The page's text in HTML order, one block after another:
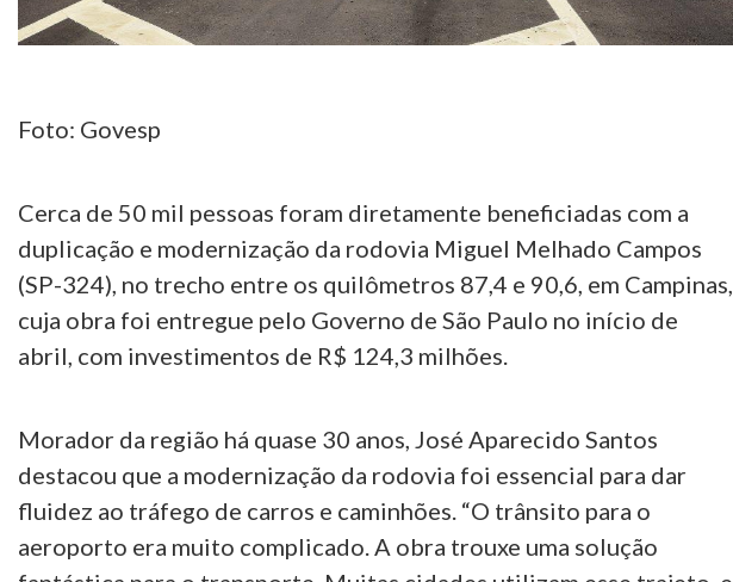
Foto: Govesp
Cerca de 50 mil pessoas foram diretamente beneficiadas com a
duplicação e modernização da rodovia Miguel Melhado Campos
(SP-324), no trecho entre os quilômetros 87,4 e 90,6, em Campinas,
cuja obra foi entregue pelo Governo de São Paulo no início de
abril, com investimentos de R$ 124,3 milhões.
Morador da região há quase 30 anos, José Aparecido Santos
destacou que a modernização da rodovia foi essencial para dar
fluidez ao tráfego de carros e caminhões. “O trânsito para o
aeroporto era muito complicado. A obra trouxe uma solução